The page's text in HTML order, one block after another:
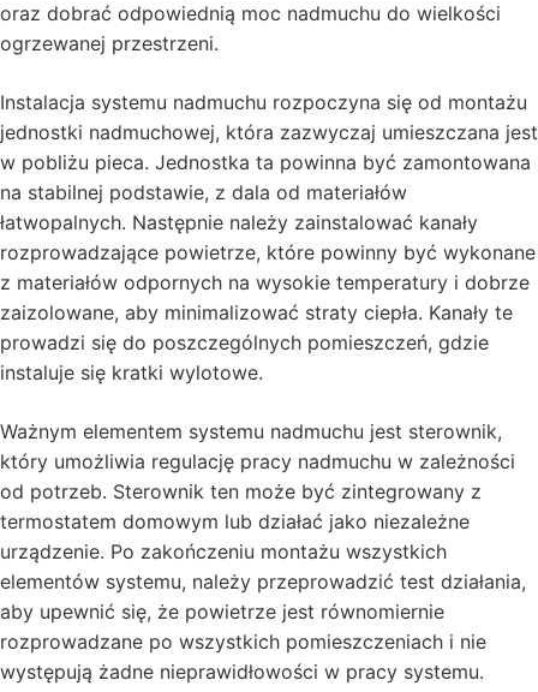
oraz dobrać odpowiednią moc nadmuchu do wielkości
ogrzewanej przestrzeni.
Instalacja systemu nadmuchu rozpoczyna się od montażu
jednostki nadmuchowej, która zazwyczaj umieszczana jest
w pobliżu pieca. Jednostka ta powinna być zamontowana
na stabilnej podstawie, z dala od materiałów
łatwopalnych. Następnie należy zainstalować kanały
rozprowadzające powietrze, które powinny być wykonane
z materiałów odpornych na wysokie temperatury i dobrze
zaizolowane, aby minimalizować straty ciepła. Kanały te
prowadzi się do poszczególnych pomieszczeń, gdzie
instaluje się kratki wylotowe.
Ważnym elementem systemu nadmuchu jest sterownik,
który umożliwia regulację pracy nadmuchu w zależności
od potrzeb. Sterownik ten może być zintegrowany z
termostatem domowym lub działać jako niezależne
urządzenie. Po zakończeniu montażu wszystkich
elementów systemu, należy przeprowadzić test działania,
aby upewnić się, że powietrze jest równomiernie
rozprowadzane po wszystkich pomieszczeniach i nie
występują żadne nieprawidłowości w pracy systemu.